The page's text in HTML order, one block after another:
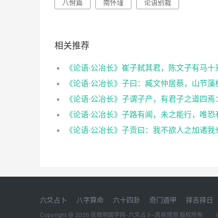
八佾篇 南怀瑾 论语别裁
相关推荐
六爻占卜 八字算命 六十四卦 奇门遁甲 择吉择日
Copyright @ 2026 张继明国学网-六爻占卜-周易预测 版权所有